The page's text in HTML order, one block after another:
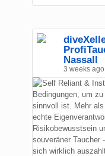
Nassall
3 weeks ago